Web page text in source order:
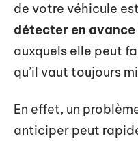
de votre véhicule
détecter en
auxquels elle peut
qu’il vaut toujours
En effet, un
anticiper peut